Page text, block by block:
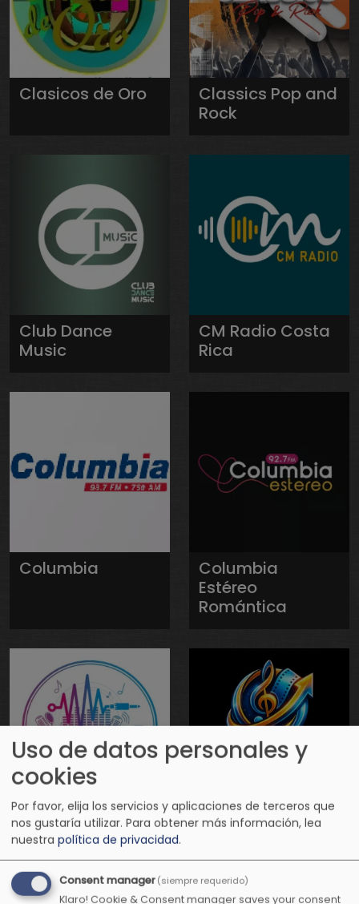
Clasicos de Oro
Classics Pop and
Rock
Club Dance
Music
CM Radio Costa
Rica
Columbia
Columbia
Estéreo
Romántica
Conexión
Positiva Radio
Conexión
Televisión
Uso de datos personales y
cookies
Por favor, elija los servicios y aplicaciones de terceros que
nos gustaría utilizar. Para obtener más información, lea
nuestra política de privacidad.
Consent manager(siempre requerido)
Klaro! Cookie & Consent manager saves your consent